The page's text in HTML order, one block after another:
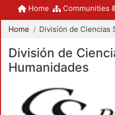
Home Communities
Home
División de
Humanidades